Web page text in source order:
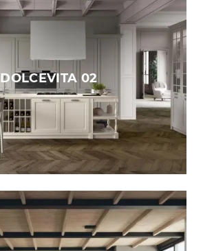
DOLCEVITA 02